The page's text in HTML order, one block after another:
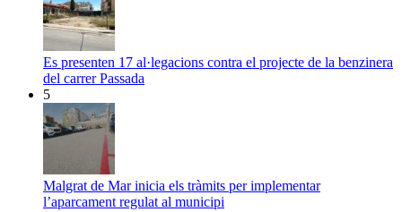
Es presenten 17 al·legacions contra el projecte de la benzinera
del carrer Passada
5
Malgrat de Mar inicia els tràmits per implementar
l’aparcament regulat al municipi